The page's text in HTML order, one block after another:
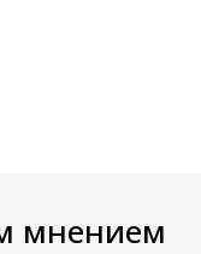
мнением